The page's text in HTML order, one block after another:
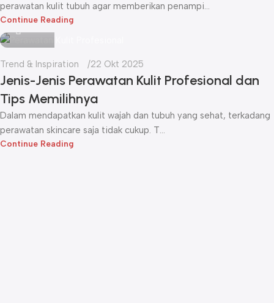
perawatan kulit tubuh agar memberikan penampi...
Continue Reading
Icha
Trend & Inspiration 22 Okt 2025
Jenis-Jenis Perawatan Kulit Profesional dan
Tips Memilihnya
Dalam mendapatkan kulit wajah dan tubuh yang sehat, terkadang
perawatan skincare saja tidak cukup. T...
Continue Reading